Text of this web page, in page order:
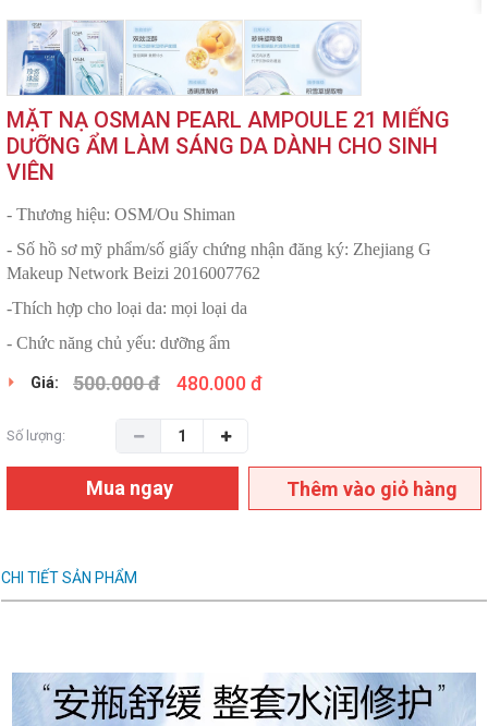
MẶT NẠ OSMAN PEARL AMPOULE 21 MIẾNG
DƯỠNG ẨM LÀM SÁNG DA DÀNH CHO SINH
VIÊN
- Thương hiệu: OSM/Ou Shiman
- Số hồ sơ mỹ phẩm/số giấy chứng nhận đăng ký: Zhejiang G
Makeup Network Beizi 2016007762
-Thích hợp cho loại da: mọi loại da
- Chức năng chủ yếu: dưỡng ẩm
Giá: 500.000 đ 480.000 đ
Số lượng:
Mua ngay Thêm vào giỏ hàng
CHI TIẾT SẢN PHẨM